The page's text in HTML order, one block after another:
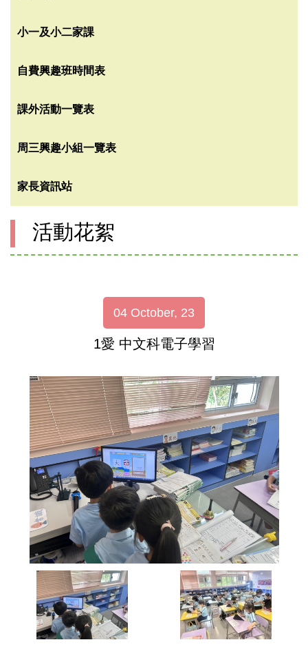
小一及小二家課
自費興趣班時間表
課外活動一覽表
周三興趣小組一覽表
家長資訊站
活動花絮
04 October, 23
1愛 中文科電子學習